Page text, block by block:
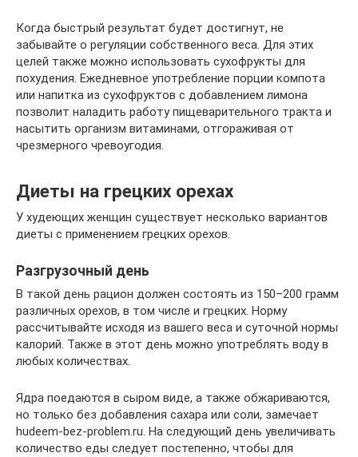
Когда быстрый результат будет достигнут, не
забывайте о регуляции собственного веса. Для этих
целей также можно использовать сухофрукты для
похудения. Ежедневное употребление порции компота
или напитка из сухофруктов с добавлением лимона
позволит наладить работу пищеварительного тракта и
насытить организм витаминами, отгораживая от
чрезмерного чревоугодия.
Диеты на грецких орехах
У худеющих женщин существует несколько вариантов
диеты с применением грецких орехов.
Разгрузочный день
В такой день рацион должен состоять из 150–200 грамм
различных орехов, в том числе и грецких. Норму
рассчитывайте исходя из вашего веса и суточной нормы
калорий. Также в этот день можно употреблять воду в
любых количествах.
Ядра поедаются в сыром виде, а также обжариваются,
но только без добавления сахара или соли, замечает
hudeem-bez-problem.ru. На следующий день увеличивать
количество еды следует постепенно, чтобы для